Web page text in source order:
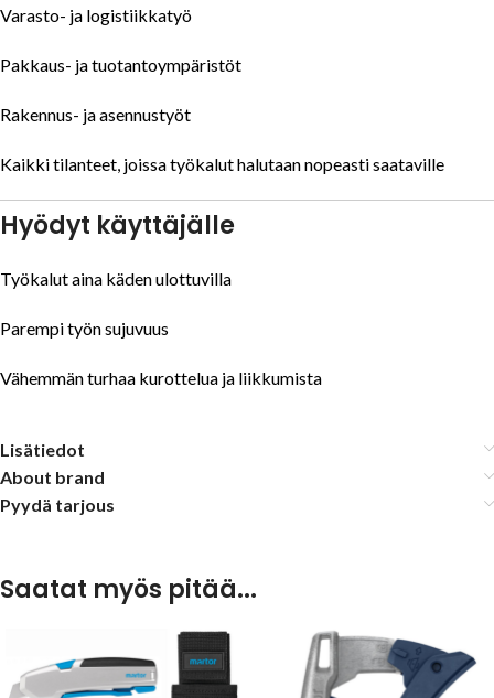
Varasto- ja logistiikkatyö
Pakkaus- ja tuotantoympäristöt
Rakennus- ja asennustyöt
Kaikki tilanteet, joissa työkalut halutaan nopeasti saataville
Hyödyt käyttäjälle
Työkalut aina käden ulottuvilla
Parempi työn sujuvuus
Vähemmän turhaa kurottelua ja liikkumista
Lisätiedot
About brand
Pyydä tarjous
Saatat myös pitää...